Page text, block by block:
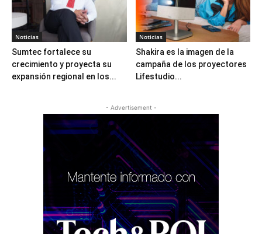
Noticias
Sumtec fortalece su
crecimiento y proyecta su
expansión regional en los...
Noticias
Shakira es la imagen de la
campaña de los proyectores
Lifestudio...
- Advertisement -